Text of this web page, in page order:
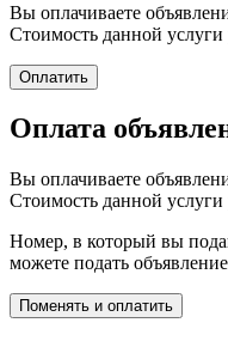
Вы оплачиваете
Стоимость данной услуги
Оплата
Вы оплачиваете
Стоимость данной услуги
Номер, в который вы
можете подать